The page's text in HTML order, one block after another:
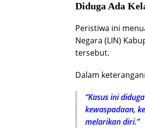
Diduga Ada
Peristiwa ini
Negara (LIN)
tersebut.
Dalam
“Kasus ini
kewaspadaan,
melarikan diri.”